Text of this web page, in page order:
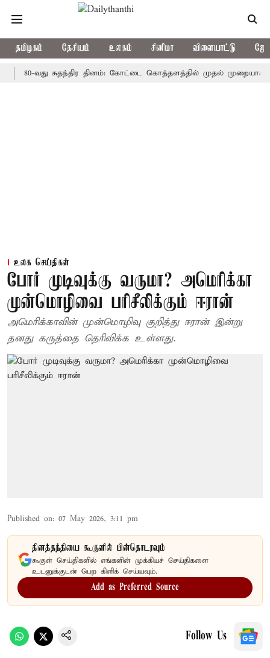
தமிழகம் தேசியம் உலகம் சினிமா விளையாட்டு
வது சுதந்திர தினம்: கோட்டை கொத்தளத்தில் முதல் முறையாக தேசிய
உலக செய்திகள்
போர் முடிவுக்கு வருமா? அமெரிக்கா
முன்மொழிவை பரிசீலிக்கும் ஈரான்
அமெரிக்காவின் முன்மொழிவு குறித்து ஈரான் இன்று
தனது கருத்தை தெரிவிக்க உள்ளது.
Published on: 07 May 2026, 3:11 pm
தினத்தந்தியை கூகுளில் பின்தொடரவும்
கூகுள் செய்திகளில் எங்களின் முக்கியச் செய்திகளை
உடனுக்குடன் பெற கிளிக் செய்யவும்.
Add as Preferred Source
Follow Us